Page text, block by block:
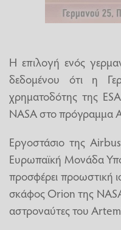
Η επιλογή ενός
δεδομένου ότι η
χρηματοδότης της
NASA στο πρόγραμμα
Εργοστάσιο της
Ευρωπαϊκή Μονάδα
προσφέρει προωστική
σκάφος Orion της
αστροναύτες του